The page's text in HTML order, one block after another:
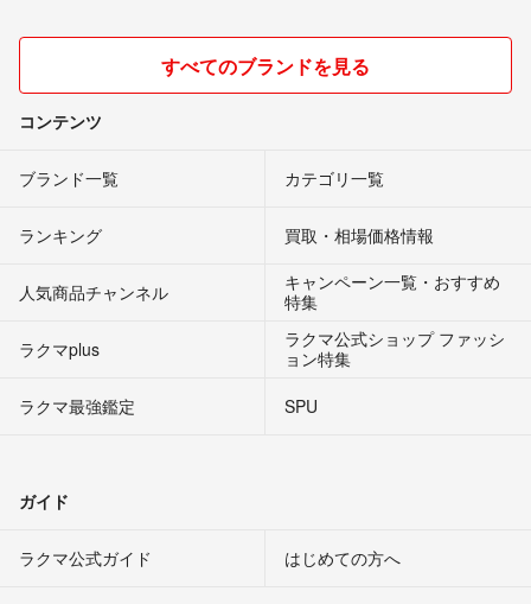
すべてのブランドを見る
コンテンツ
ブランド一覧 カテゴリ一覧
ランキング 買取・相場価格情報
人気商品チャンネル
キャンペーン一覧・おすすめ
特集
ラクマplus
ラクマ公式ショップ ファッシ
ョン特集
ラクマ最強鑑定
SPU
ガイド
ラクマ公式ガイド はじめての方へ